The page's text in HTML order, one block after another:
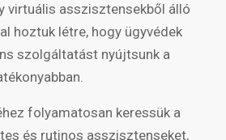
virtuális asszisztensekből álló
hoztuk létre, hogy ügyvédek
szolgáltatást nyújtsunk a
folyamatosan keressük a
és rutinos asszisztenseket,